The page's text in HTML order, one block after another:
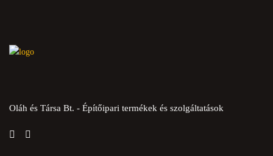
Oláh és Társa Bt. - Építőipari termékek és szolgáltatások